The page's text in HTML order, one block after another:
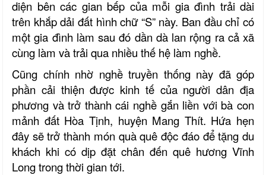
diện bên các gian bếp của mỗi gia đình trải dài
trên khắp dải đất hình chữ “S” này. Ban đầu chỉ có
một gia đình làm sau đó dần dà lan rộng ra cả xã
cùng làm và trải qua nhiều thế hệ làm nghề.
Cũng chính nhờ nghề truyền thống này đã góp
phần cải thiện được kinh tế của người dân địa
phương và trở thành cái nghề gắn liền với bà con
mảnh đất Hòa Tịnh, huyện Mang Thít. Hứa hẹn
đây sẽ trở thành món quà quê độc đáo để tặng du
khách khi có dịp đặt chân đến quê hương Vĩnh
Long trong thời gian tới.